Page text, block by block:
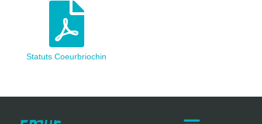
Statuts Coeurbriochin